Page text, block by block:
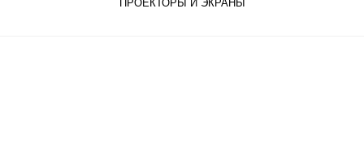
ПРОЕКТОРЫ И ЭКРАНЫ